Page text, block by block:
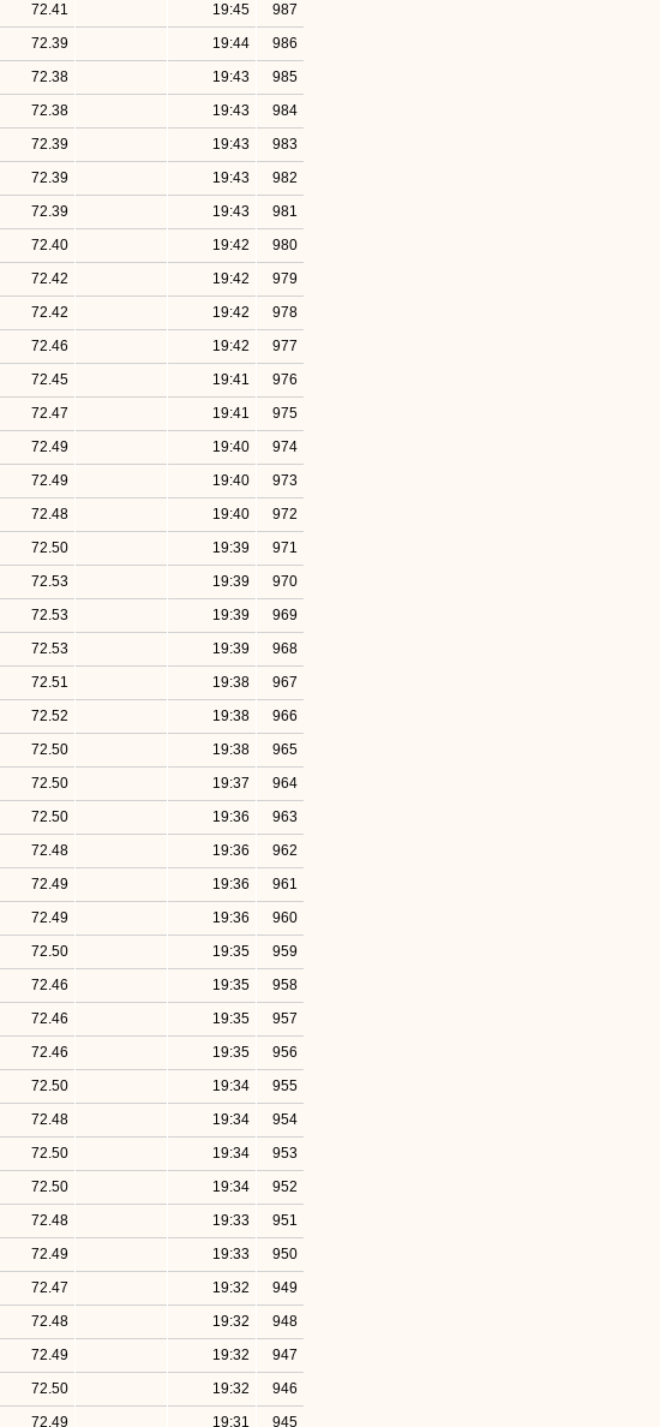
987
19:45
72.41
986
19:44
72.39
985
19:43
72.38
984
19:43
72.38
983
19:43
72.39
982
19:43
72.39
981
19:43
72.39
980
19:42
72.40
979
19:42
72.42
978
19:42
72.42
977
19:42
72.46
976
19:41
72.45
975
19:41
72.47
974
19:40
72.49
973
19:40
72.49
972
19:40
72.48
971
19:39
72.50
970
19:39
72.53
969
19:39
72.53
968
19:39
72.53
967
19:38
72.51
966
19:38
72.52
965
19:38
72.50
964
19:37
72.50
963
19:36
72.50
962
19:36
72.48
961
19:36
72.49
960
19:36
72.49
959
19:35
72.50
958
19:35
72.46
957
19:35
72.46
956
19:35
72.46
955
19:34
72.50
954
19:34
72.48
953
19:34
72.50
952
19:34
72.50
951
19:33
72.48
950
19:33
72.49
949
19:32
72.47
948
19:32
72.48
947
19:32
72.49
946
19:32
72.50
945
19:31
72.49